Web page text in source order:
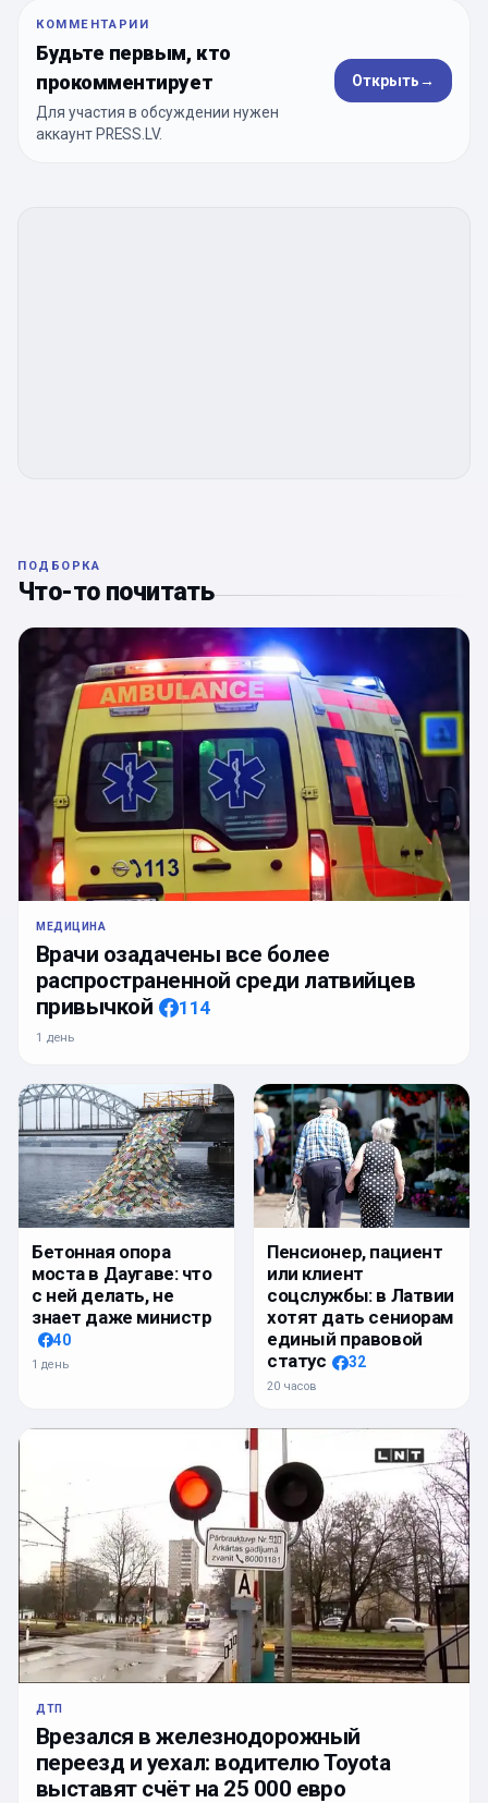
КОММЕНТАРИИ
Будьте первым, кто
прокомментирует
Для участия в обсуждении нужен
аккаунт PRESS.LV.
Открыть→
ПОДБОРКА
Что-то почитать
МЕДИЦИНА
Врачи озадачены все более
распространенной среди латвийцев
привычкой
114
1 день
Бетонная опора
моста в Даугаве: что
с ней делать, не
знает даже министр
40
1 день
Пенсионер, пациент
или клиент
соцслужбы: в Латвии
хотят дать сениорам
единый правовой
статус
32
20 часов
ДТП
Врезался в железнодорожный
переезд и уехал: водителю Toyota
выставят счёт на 25 000 евро